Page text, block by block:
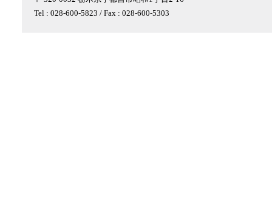
Tel : 028-600-5823 / Fax : 028-600-5303